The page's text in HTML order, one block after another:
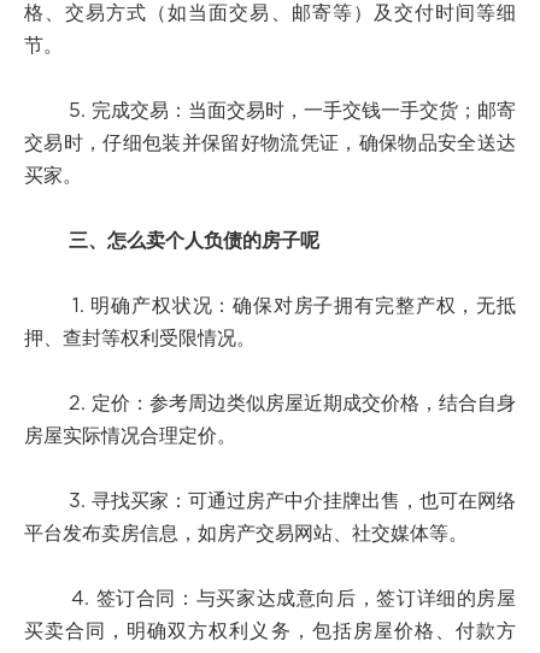
格、交易方式（如当面交易、邮寄等）及交付时间等细
节。
5. 完成交易：当面交易时，一手交钱一手交货；邮寄
交易时，仔细包装并保留好物流凭证，确保物品安全送达
买家。
三、怎么卖个人负债的房子呢
1. 明确产权状况：确保对房子拥有完整产权，无抵
押、查封等权利受限情况。
2. 定价：参考周边类似房屋近期成交价格，结合自身
房屋实际情况合理定价。
3. 寻找买家：可通过房产中介挂牌出售，也可在网络
平台发布卖房信息，如房产交易网站、社交媒体等。
4. 签订合同：与买家达成意向后，签订详细的房屋
买卖合同，明确双方权利义务，包括房屋价格、付款方